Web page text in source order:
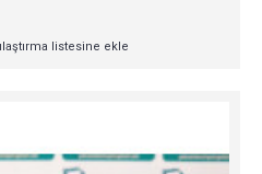
listesine ekle